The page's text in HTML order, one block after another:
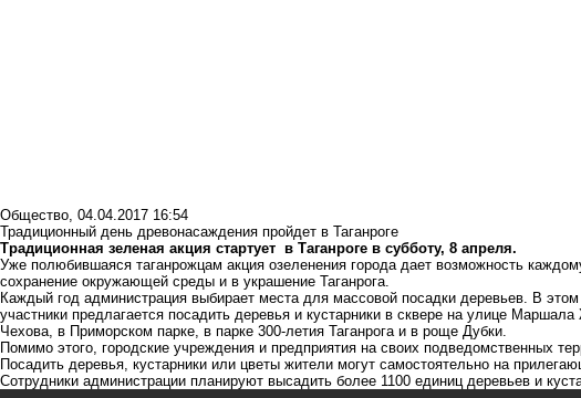
Общество, 04.04.2017 16:54
Традиционный день древонасаждения пройдет в Таганроге
Традиционная зеленая акция стартует в Таганроге в субботу, 8 апреля.
Уже полюбившаяся таганрожцам акция озеленения города дает возможность
сохранение окружающей среды и в украшение Таганрога.
Каждый год администрация выбирает места для массовой посадки деревьев. В
участники предлагается посадить деревья и кустарники в сквере на улице
Чехова, в Приморском парке, в парке 300-летия Таганрога и в роще Дубки.
Помимо этого, городские учреждения и предприятия на своих подведомственных
Посадить деревья, кустарники или цветы жители могут самостоятельно на
Сотрудники администрации планируют высадить более 1100 единиц деревьев и